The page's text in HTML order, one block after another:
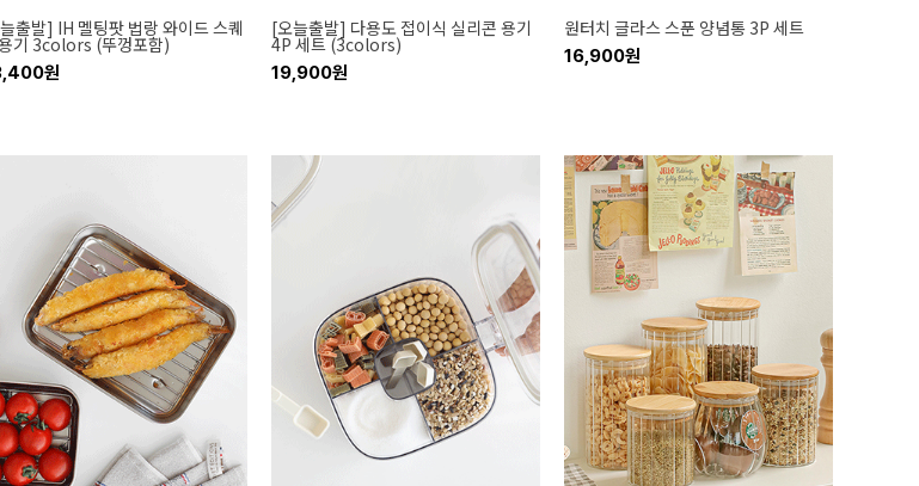
출발] IH 멜팅팟 법랑 와이드 스퀘
기 3colors (뚜껑포함)
원
[오늘출발] 다용도 접이식 실리콘 용기
4P 세트 (3colors)
19,900원
원터치 글라스 스푼 양념통 3P 세트
16,900원